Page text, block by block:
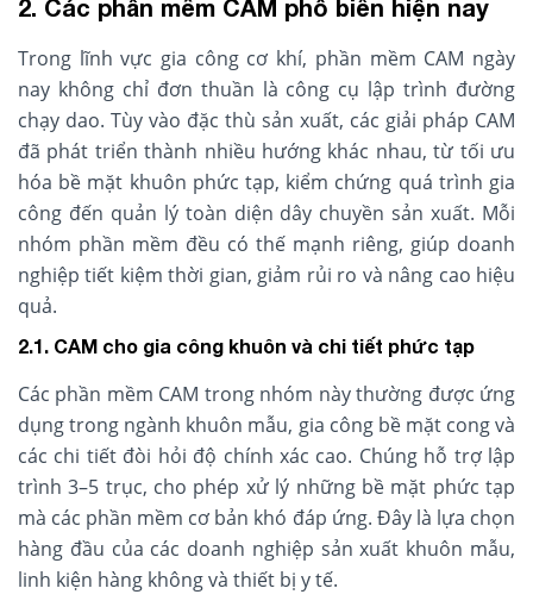
2. Các phần mềm CAM phổ biến hiện nay
Trong lĩnh vực gia công cơ khí, phần mềm CAM ngày
nay không chỉ đơn thuần là công cụ lập trình đường
chạy dao. Tùy vào đặc thù sản xuất, các giải pháp CAM
đã phát triển thành nhiều hướng khác nhau, từ tối ưu
hóa bề mặt khuôn phức tạp, kiểm chứng quá trình gia
công đến quản lý toàn diện dây chuyền sản xuất. Mỗi
nhóm phần mềm đều có thế mạnh riêng, giúp doanh
nghiệp tiết kiệm thời gian, giảm rủi ro và nâng cao hiệu
quả.
2.1. CAM cho gia công khuôn và chi tiết phức tạp
Các phần mềm CAM trong nhóm này thường được ứng
dụng trong ngành khuôn mẫu, gia công bề mặt cong và
các chi tiết đòi hỏi độ chính xác cao. Chúng hỗ trợ lập
trình 3–5 trục, cho phép xử lý những bề mặt phức tạp
mà các phần mềm cơ bản khó đáp ứng. Đây là lựa chọn
hàng đầu của các doanh nghiệp sản xuất khuôn mẫu,
linh kiện hàng không và thiết bị y tế.